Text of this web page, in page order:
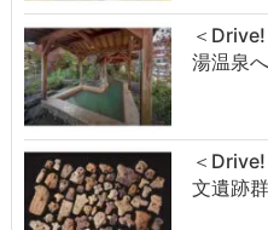
＜
湯温泉
＜
文遺跡